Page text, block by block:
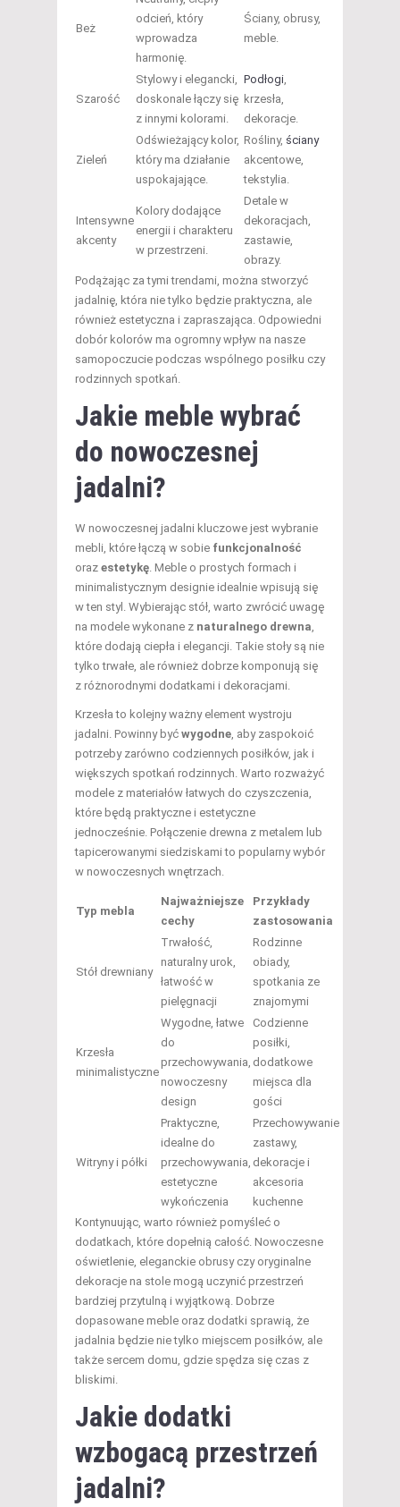
Beż
odcień, który
wprowadza
harmonię.
Ściany, obrusy,
meble.
Szarość
Stylowy i elegancki,
doskonale łączy się
z innymi kolorami.
Podłogi,
krzesła,
dekoracje.
Zieleń
Odświeżający kolor,
który ma działanie
uspokajające.
Rośliny, ściany
akcentowe,
tekstylia.
Intensywne
akcenty
Kolory dodające
energii i charakteru
w przestrzeni.
Detale w
dekoracjach,
zastawie,
obrazy.
Podążając za tymi trendami, można stworzyć
jadalnię, która nie tylko będzie praktyczna, ale
również estetyczna i zapraszająca. Odpowiedni
dobór kolorów ma ogromny wpływ na nasze
samopoczucie podczas wspólnego posiłku czy
rodzinnych spotkań.
Jakie meble wybrać
do nowoczesnej
jadalni?
W nowoczesnej jadalni kluczowe jest wybranie
mebli, które łączą w sobie funkcjonalność
oraz estetykę. Meble o prostych formach i
minimalistycznym designie idealnie wpisują się
w ten styl. Wybierając stół, warto zwrócić uwagę
na modele wykonane z naturalnego drewna,
które dodają ciepła i elegancji. Takie stoły są nie
tylko trwałe, ale również dobrze komponują się
z różnorodnymi dodatkami i dekoracjami.
Krzesła to kolejny ważny element wystroju
jadalni. Powinny być wygodne, aby zaspokoić
potrzeby zarówno codziennych posiłków, jak i
większych spotkań rodzinnych. Warto rozważyć
modele z materiałów łatwych do czyszczenia,
które będą praktyczne i estetyczne
jednocześnie. Połączenie drewna z metalem lub
tapicerowanymi siedziskami to popularny wybór
w nowoczesnych wnętrzach.
Typ mebla
Najważniejsze
cechy
Przykłady
zastosowania
Stół drewniany
Trwałość,
naturalny urok,
łatwość w
pielęgnacji
Rodzinne
obiady,
spotkania ze
znajomymi
Krzesła
minimalistyczne
Wygodne, łatwe
do
przechowywania,
nowoczesny
design
Codzienne
posiłki,
dodatkowe
miejsca dla
gości
Witryny i półki
Praktyczne,
idealne do
przechowywania,
estetyczne
wykończenia
Przechowywanie
zastawy,
dekoracje i
akcesoria
kuchenne
Kontynuując, warto również pomyśleć o
dodatkach, które dopełnią całość. Nowoczesne
oświetlenie, eleganckie obrusy czy oryginalne
dekoracje na stole mogą uczynić przestrzeń
bardziej przytulną i wyjątkową. Dobrze
dopasowane meble oraz dodatki sprawią, że
jadalnia będzie nie tylko miejscem posiłków, ale
także sercem domu, gdzie spędza się czas z
bliskimi.
Jakie dodatki
wzbogacą przestrzeń
jadalni?